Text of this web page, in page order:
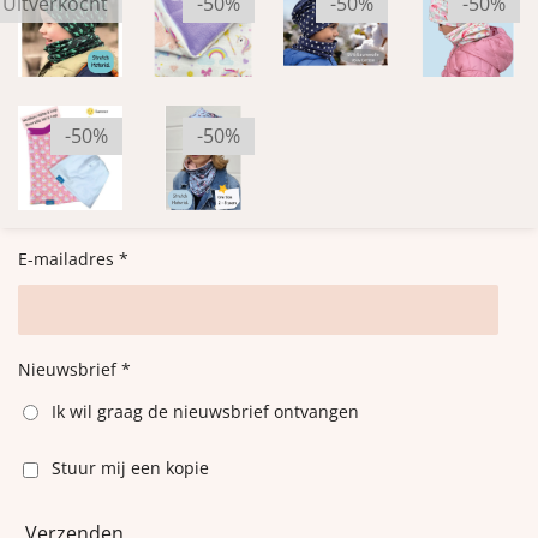
-50% -50%
E-mailadres *
Nieuwsbrief *
Ik wil graag de nieuwsbrief ontvangen
Stuur mij een kopie